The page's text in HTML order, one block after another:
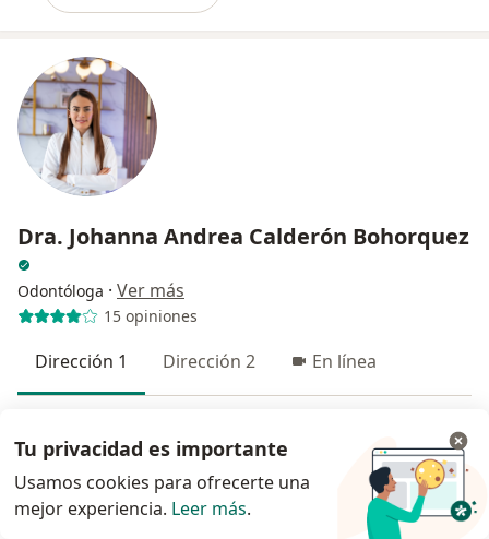
Dra. Johanna Andrea Calderón Bohorquez
Odontóloga · Ver más
15 opiniones
Dirección 1 Dirección 2 En línea
Mapa
Periodoncia e Implantes dentales El Poblado Medellin Dra Johanna Calderón
Visita Odontología
$ 100.000
Este especialista no ofrece reserva de cita en línea en esta dirección.
Tu privacidad es importante
Usamos cookies para ofrecerte una
mejor experiencia. Leer más.